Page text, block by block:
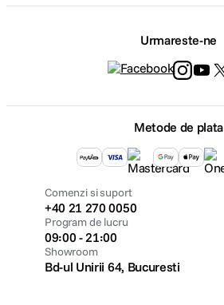
Urmareste-ne
Metode de plata
Comenzi si suport
+40 21 270 0050
Program de lucru
09:00 - 21:00
Showroom
Bd-ul Unirii 64, Bucuresti